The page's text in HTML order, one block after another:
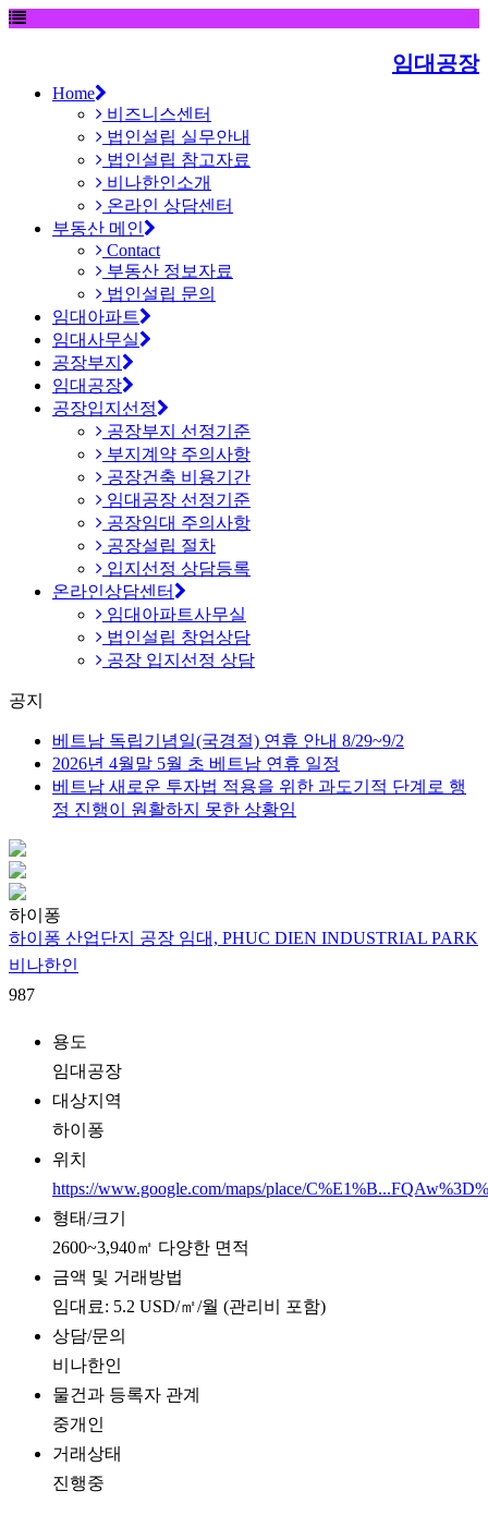
임대공장
Home
비즈니스센터
법인설립 실무안내
법인설립 참고자료
비나한인소개
온라인 상담센터
부동산 메인
Contact
부동산 정보자료
법인설립 문의
임대아파트
임대사무실
공장부지
임대공장
공장입지선정
공장부지 선정기준
부지계약 주의사항
공장건축 비용기간
임대공장 선정기준
공장임대 주의사항
공장설립 절차
입지선정 상담등록
온라인상담센터
임대아파트사무실
법인설립 창업상담
공장 입지선정 상담
공지
베트남 독립기념일(국경절) 연휴 안내 8/29~9/2
2026년 4월말 5월 초 베트남 연휴 일정
베트남 새로운 투자법 적용을 위한 과도기적 단계로 행
정 진행이 원활하지 못한 상황임
하이퐁
하이퐁 산업단지 공장 임대, PHUC DIEN INDUSTRIAL PARK
비나한인
987
용도
임대공장
대상지역
하이퐁
위치
https://www.google.com/maps/place/
형태/크기
2600~3,940㎡ 다양한 면적
금액 및 거래방법
임대료: 5.2 USD/㎡/월 (관리비 포함)
상담/문의
비나한인
물건과 등록자 관계
중개인
거래상태
진행중